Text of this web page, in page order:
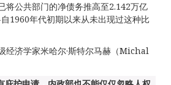
将公共部门的净债务推高至2.142万亿
1960年代初期以来从未出现过这种比
经济学家米哈尔·斯特尔马赫（Michal